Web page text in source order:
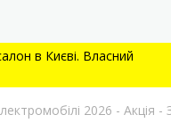
в Києві. Власний
2026 -